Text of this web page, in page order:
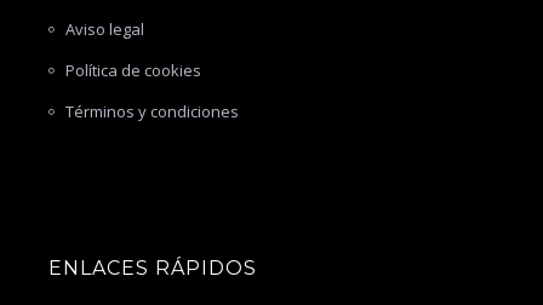
Aviso legal
Política de cookies
Términos y condiciones
ENLACES RÁPIDOS